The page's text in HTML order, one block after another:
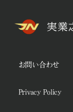
お問い合わせ
Privacy Policy